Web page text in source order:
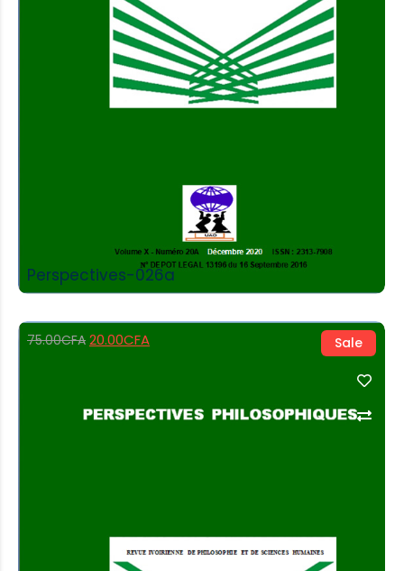
Perspectives-026a
Add to Cart
Sale
75.00CFA 20.00CFA